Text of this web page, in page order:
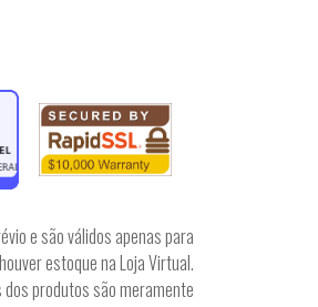
e são válidos apenas para
estoque na Loja Virtual.
produtos são meramente